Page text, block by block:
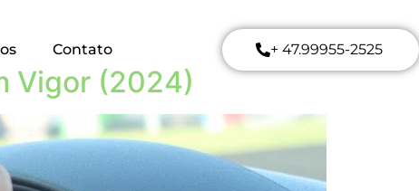
Contato + 47.99955-2525
Vigor (2024)